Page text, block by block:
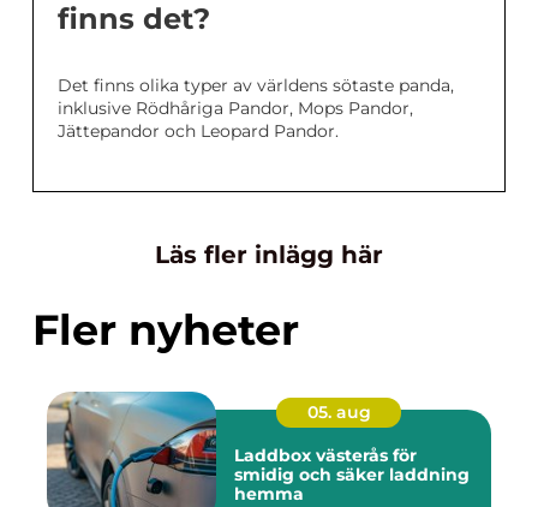
finns det?
Det finns olika typer av världens sötaste panda,
inklusive Rödhåriga Pandor, Mops Pandor,
Jättepandor och Leopard Pandor.
Läs fler inlägg här
Fler nyheter
05. aug
Laddbox västerås för
smidig och säker laddning
hemma